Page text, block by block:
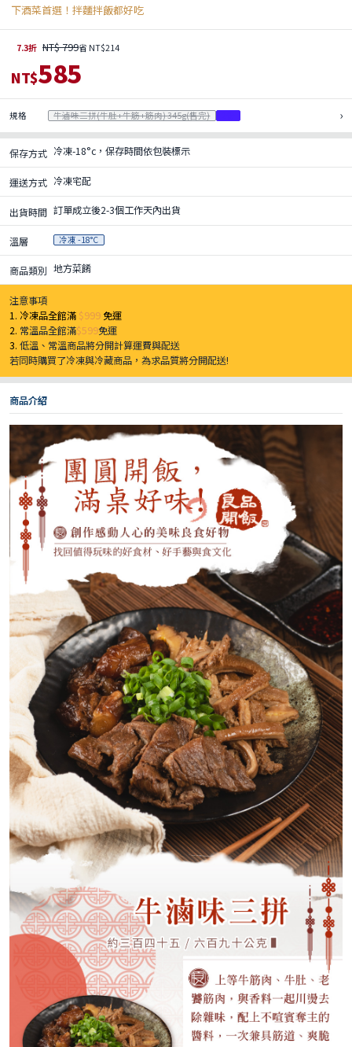
下酒菜首選！拌麵拌飯都好吃
7.3折 NT$ 799省 NT$214
NT$585
規格 牛滷味三拼(牛肚+牛筋+筋肉) 345g(售完) ›
保存方式 冷凍-18°c，保存時間依包裝標示
運送方式 冷凍宅配
出貨時間 訂單成立後2-3個工作天內出貨
溫層 冷凍 -18°C
商品類別 地方菜餚
注意事項
1. 冷凍品全館滿 $999免運
2. 常溫品全館滿$599免運
3.低溫、常溫商品將分開計算運費與配送
若同時購買了冷凍與冷藏商品，為求品質將分開配送!
商品介紹